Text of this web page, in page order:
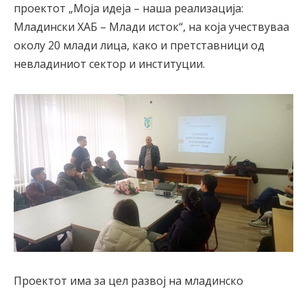
проектот „Моја идеја – наша реализација:
Младински ХАБ – Млади исток“, на која учествуваа
околу 20 млади лица, како и претставници од
невладиниот сектор и институции.
Проектот има за цел развој на младинско